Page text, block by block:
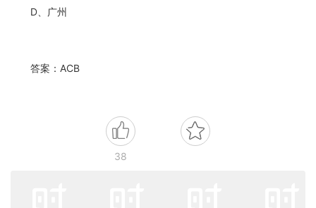
D、广州
答案：ACB
38